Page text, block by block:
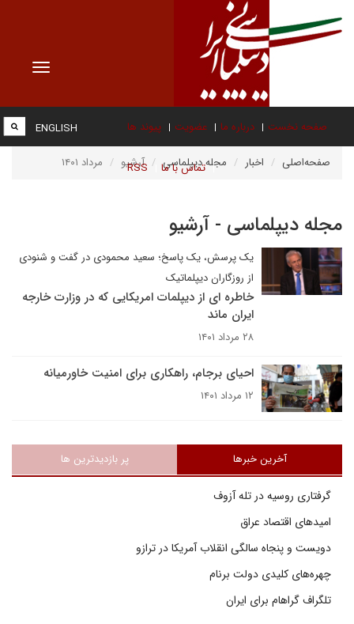
Toggle
صفحه نخست درباره ما عضویت پیوند ها
تماس با ما RSS
ENGLISH
صفحه‌اصلی اخبار مجله دیپلماسی آرشیو مرداد ۱۴۰۱
مجله دیپلماسی - آرشیو
یک پرسش، یک پاسخ؛ سعید محمودی در گفت و شنودی
از روزگاران دیپلماتیک
خاطره ای از دیپلمات امریکایی که در وزارت خارجه
ایران ماند
۲۸ مرداد ۱۴۰۱
احیای برجام، راهکاری برای امنیت خاورمیانه
۱۲ مرداد ۱۴۰۱
آخرین خبرها پر بازدیدترین ها
گرفتاری روسیه در تله آزوف
امیدهای اقتصاد عراق
دویست و پنجاه سالگی انقلاب آمریکا در ترازو
چهره‌های کلیدی دولت برنام
تلگراف گراهام برای ایران